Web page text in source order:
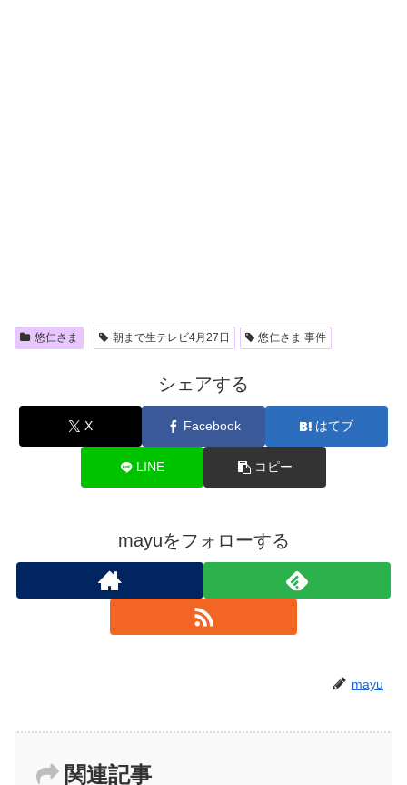
悠仁さま 朝まで生テレビ4月27日 悠仁さま 事件
シェアする
X Facebook はてブ
LINE コピー
mayuをフォローする
mayu
関連記事